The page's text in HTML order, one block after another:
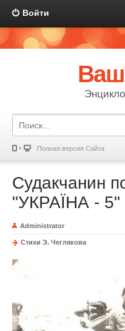
Войти
Полная версия Сайта
Судакчанин
"УКРАЇНА - 5"
Administrator
Стихи Э. Чеглякова